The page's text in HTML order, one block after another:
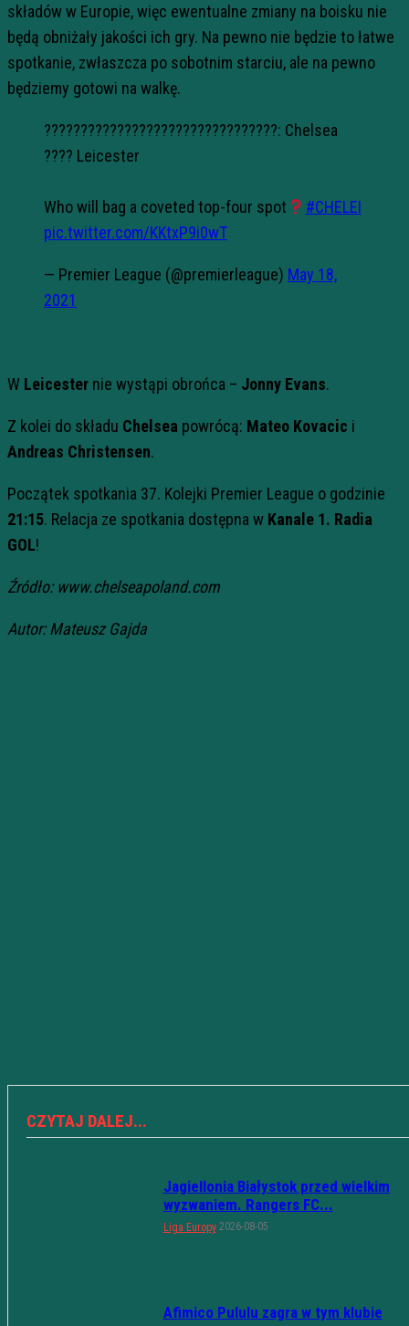
składów w Europie, więc ewentualne zmiany na boisku nie
będą obniżały jakości ich gry. Na pewno nie będzie to łatwe
spotkanie, zwłaszcza po sobotnim starciu, ale na pewno
będziemy gotowi na walkę.
????????????????????????????????: Chelsea
???? Leicester
Who will bag a coveted top-four spot
#CHELEI
pic.twitter.com/KKtxP9i0wT
— Premier League (@premierleague) May 18,
2021
W Leicester nie wystąpi obrońca – Jonny Evans.
Z kolei do składu Chelsea powrócą: Mateo Kovacic i
Andreas Christensen.
Początek spotkania 37. Kolejki Premier League o godzinie
21:15. Relacja ze spotkania dostępna w Kanale 1. Radia
GOL!
Źródło: www.chelseapoland.com
Autor: Mateusz Gajda
CZYTAJ DALEJ...
Jagiellonia Białystok przed wielkim
wyzwaniem. Rangers FC...
Liga Europy 2026-08-05
Afimico Pululu zagra w tym klubie